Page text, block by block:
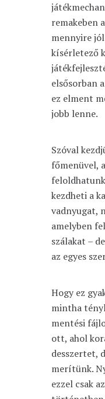
remakeben
mennyire
kísérletező
elsősorban
ez elment
jobb lenne.
Szóval
főmenüvel,
kezdheti a
vadnyugat,
amelyben
szálakat –
az egyes
Hogy ez
mintha
mentési
ott, ahol
desszertet,
merítünk.
ezzel csak